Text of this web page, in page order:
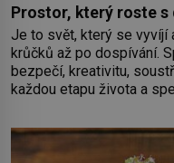
Prostor, který roste s
Je to svět, který se vyvíjí
krůčků až po dospívání.
bezpečí, kreativitu,
každou etapu života a
by pokoj miminka měl
Předškolní věk je